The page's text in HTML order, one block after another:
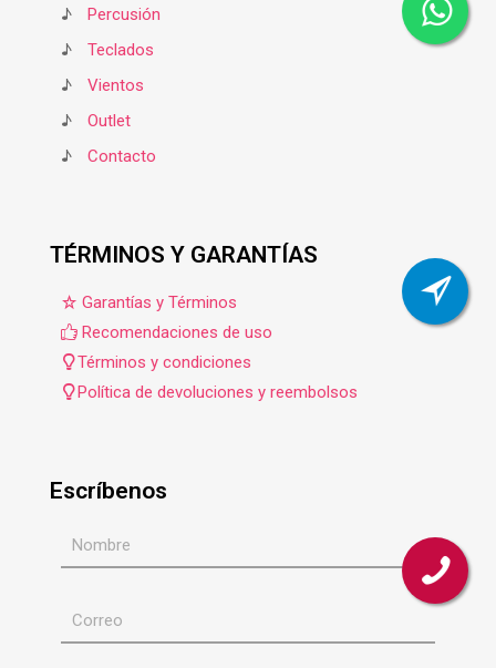
♪
Percusión
♪
Teclados
♪
Vientos
♪
Outlet
♪
Contacto
TÉRMINOS Y GARANTÍAS
Garantías y Términos
Recomendaciones de uso
Términos y condiciones
Política de devoluciones y reembolsos
Escríbenos